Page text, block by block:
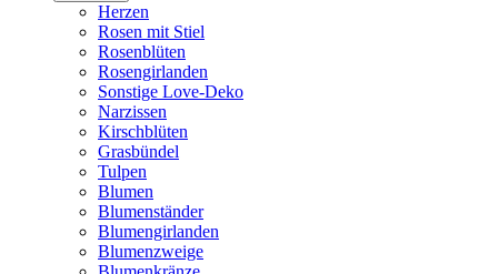
Herzen
Rosen mit Stiel
Rosenblüten
Rosengirlanden
Sonstige Love-Deko
Narzissen
Kirschblüten
Grasbündel
Tulpen
Blumen
Blumenständer
Blumengirlanden
Blumenzweige